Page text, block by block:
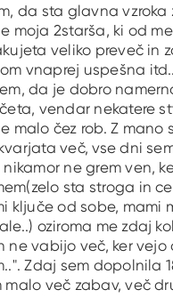
da sta glavna vzroka
moja 2starša, ki od
veliko preveč in
vnaprej uspešna
da je dobro
vendar nekatere
malo čez rob. Z mano
več, vse dni
ne grem ven,
sta stroga in
ključe od sobe, mami
oziroma me zdaj
ne vabijo več, ker vejo
Zdaj sem dopolnila
malo več zabav, več